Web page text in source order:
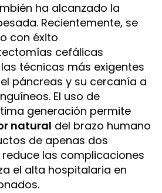
ha alcanzado la
Recientemente, se
con éxito
cefálicas
técnicas más exigentes
páncreas y su cercanía a
El uso de
generación permite
natural del brazo humano
de apenas dos
las complicaciones
el alta hospitalaria en